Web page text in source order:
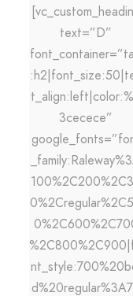
text=”D”
3cecece”